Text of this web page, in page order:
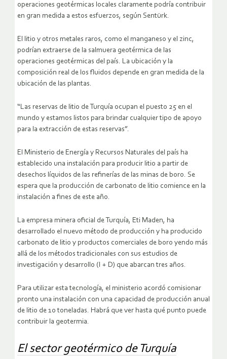
operaciones geotérmicas locales claramente podría contribuir
en gran medida a estos esfuerzos, según Sentürk.
El litio y otros metales raros, como el manganeso y el zinc,
podrían extraerse de la salmuera geotérmica de las
operaciones geotérmicas del país. La ubicación y la
composición real de los fluidos depende en gran medida de la
ubicación de las plantas.
“Las reservas de litio de Turquía ocupan el puesto 25 en el
mundo y estamos listos para brindar cualquier tipo de apoyo
para la extracción de estas reservas”.
El Ministerio de Energía y Recursos Naturales del país ha
establecido una instalación para producir litio a partir de
desechos líquidos de las refinerías de las minas de boro. Se
espera que la producción de carbonato de litio comience en la
instalación a fines de este año.
La empresa minera oficial de Turquía, Eti Maden, ha
desarrollado el nuevo método de producción y ha producido
carbonato de litio y productos comerciales de boro yendo más
allá de los métodos tradicionales con sus estudios de
investigación y desarrollo (I + D) que abarcan tres años.
Para utilizar esta tecnología, el ministerio acordó comisionar
pronto una instalación con una capacidad de producción anual
de litio de 10 toneladas. Habrá que ver hasta qué punto puede
contribuir la geotermia.
El sector geotérmico de Turquía